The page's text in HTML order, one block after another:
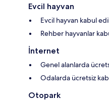
Evcil hayvan
Evcil hayvan kabul
Rehber hayvanlar
İnternet
Genel alanlarda
Odalarda ücretsiz
Otopark